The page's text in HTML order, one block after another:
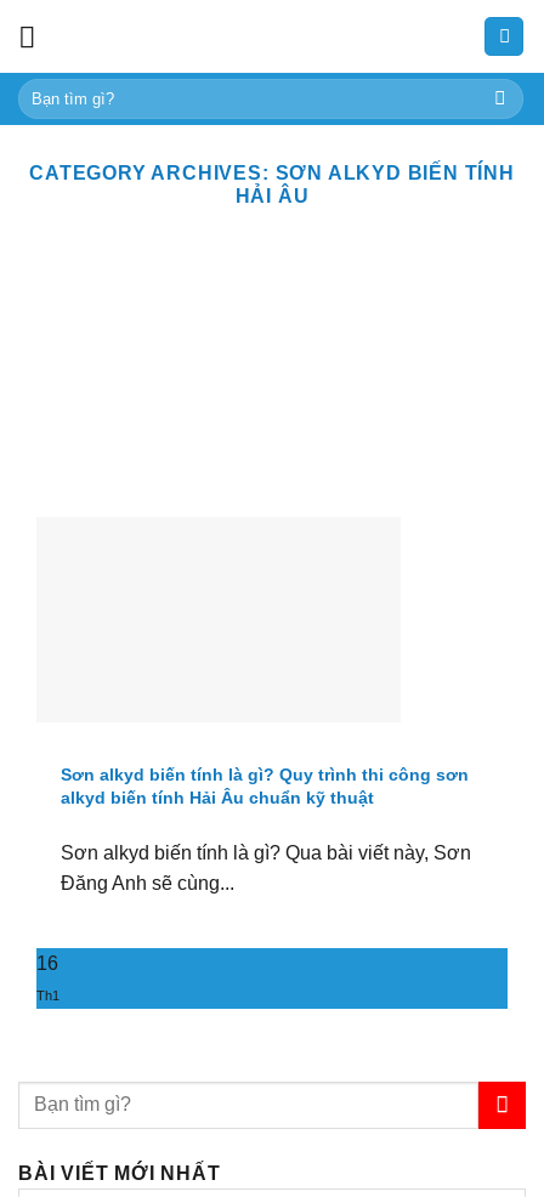
content
Tìm
kiếm:
CATEGORY ARCHIVES: SƠN ALKYD BIẾN TÍNH
HẢI ÂU
BÀI VIẾT MỚI NHẤT
Sơn alkyd biến tính là gì? Quy trình thi công sơn
alkyd biến tính Hải Âu chuẩn kỹ thuật
Sơn alkyd biến tính là gì? Qua bài viết này, Sơn
Đăng Anh sẽ cùng...
16
Th1